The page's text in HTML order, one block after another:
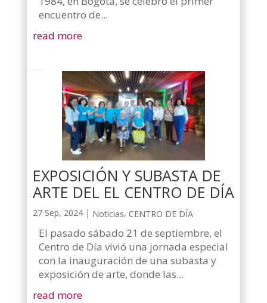
encuentro de...
read more
EXPOSICIÓN Y SUBASTA DE
ARTE DEL EL CENTRO DE DÍA
27 Sep, 2024| Noticias, CENTRO DE DÍA
El pasado sábado 21 de septiembre, el
Centro de Día vivió una jornada especial
con la inauguración de una subasta y
exposición de arte, donde las...
read more